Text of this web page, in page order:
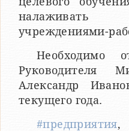
налаживать
учреждениями-
Необходимо
Руководителя
Александр
текущего года.
#предприятия